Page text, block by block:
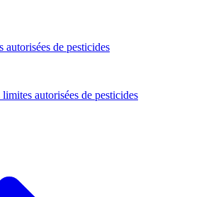
autorisées de pesticides
limites autorisées de pesticides